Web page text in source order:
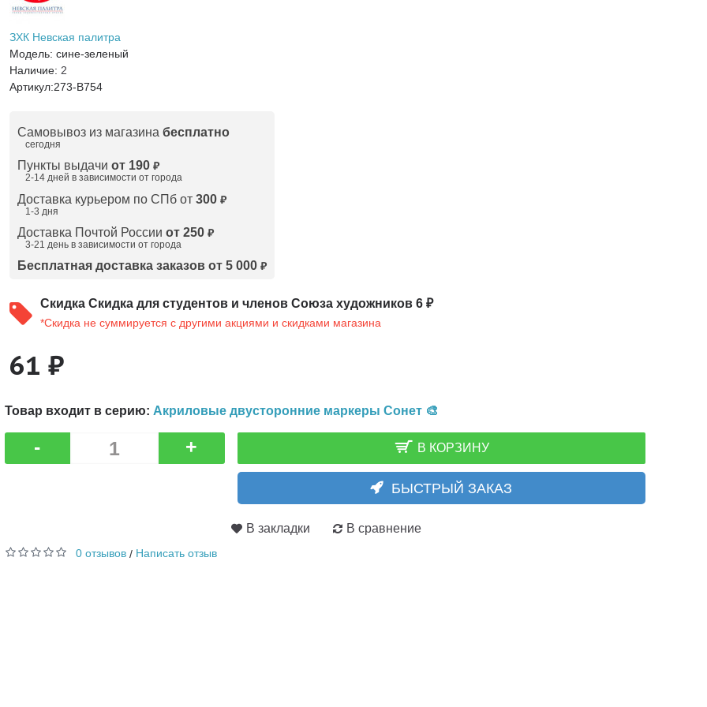
ЗХК Невская палитра
Модель: сине-зеленый
Наличие: 2
Артикул:273-B754
Самовывоз из магазина бесплатно
сегодня
Пункты выдачи от 190 ₽
2-14 дней в зависимости от города
Доставка курьером по СПб от 300 ₽
1-3 дня
Доставка Почтой России от 250 ₽
3-21 день в зависимости от города
Бесплатная доставка заказов от 5 000₽
Скидка Скидка для студентов и членов Союза художников 6 ₽
*Скидка не суммируется с другими акциями и скидками магазина
61 ₽
Товар входит в серию: Акриловые двусторонние маркеры Сонет 🎨
- + В КОРЗИНУ
БЫСТРЫЙ ЗАКАЗ
В закладки В сравнение
0 отзывов/ Написать отзыв